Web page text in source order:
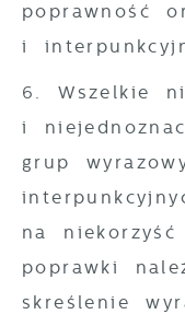
poprawność
i
6. Wszelkie
i
grup
na niekorzyść
poprawki
skreślenie